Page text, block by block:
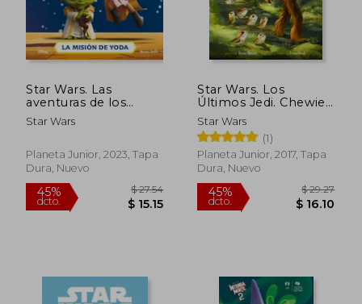
40%
dcto.
$ 34.26
$ 20.56
45%
dcto.
Star Wars. Las
aventuras de los
jóvenes Jedi. La
misión de Yoda
Star Wars
Planeta Junior, 2023, Tapa
Dura, Nuevo
Star Wars. Los
Últimos Jedi. Chewie
y los Porgs
Star Wars
(1)
Planeta Junior, 2017, Tapa
Dura, Nuevo